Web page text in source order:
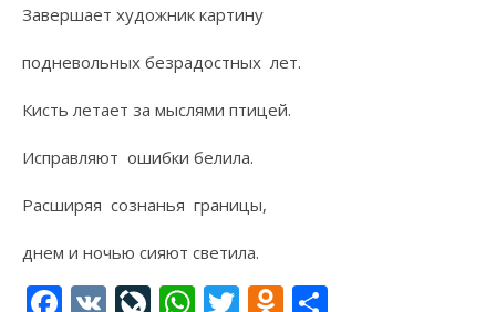
Завершает художник картину
подневольных безрадостных лет.
Кисть летает за мыслями птицей.
Исправляют ошибки белила.
Расширяя сознанья границы,
днем и ночью сияют светила.